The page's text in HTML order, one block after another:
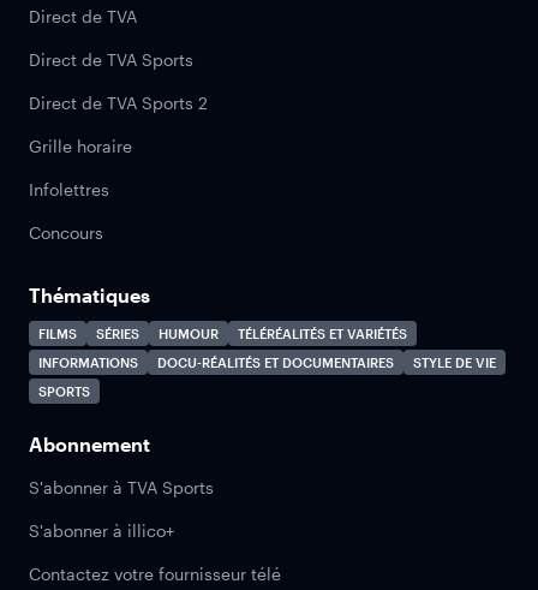
Direct de TVA
Direct de TVA Sports
Direct de TVA Sports 2
Grille horaire
Infolettres
Concours
Thématiques
FILMS SÉRIES HUMOUR
TÉLÉRÉALITÉS ET VARIÉTÉS
INFORMATIONS
DOCU-RÉALITÉS ET DOCUMENTAIRES
STYLE DE VIE
SPORTS
Abonnement
S'abonner à TVA Sports
S'abonner à illico+
Contactez votre fournisseur télé